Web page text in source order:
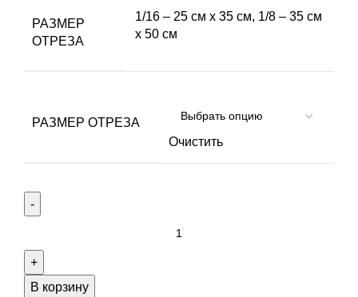
РАЗМЕР
ОТРЕЗА
1/16 – 25 см х 35 см, 1/8 – 35 см
х 50 см
РАЗМЕР ОТРЕЗА
Очистить
Вискоза
Steiff
В корзину